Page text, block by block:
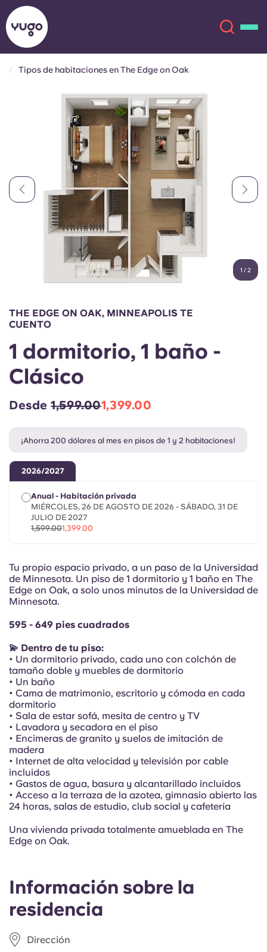
Acerca de
Ubicaciones
Cuenta Idioma
English (GB)
Català
Deutsch
French
Elige un país
Elige una residencia
Iniciar sesión
Reserva ahora
English (GB)
English (US)
Chinese Español
Català Deutsch
Italian French
Portuguese
Tipos de habitaciones en The Edge on Oak
1 /2
Información sobre la
residencia
Dirección
THE EDGE ON OAK, MINNEAPOLIS TE
CUENTO
1 dormitorio, 1 baño -
Clásico
Desde1,599.001,399.00
¡Ahorra 200 dólares al mes en pisos de 1 y 2 habitaciones!
2026/2027
Anual - Habitación privada
MIÉRCOLES, 26 DE AGOSTO DE 2026 - SÁBADO, 31 DE
JULIO DE 2027
1,599.001,399.00
Tu propio espacio privado, a un paso de la Universidad
de Minnesota. Un piso de 1 dormitorio y 1 baño en The
Edge on Oak, a solo unos minutos de la Universidad de
Minnesota.
595 - 649 pies cuadrados
💫 Dentro de tu piso:
• Un dormitorio privado, cada uno con colchón de
tamaño doble y muebles de dormitorio
• Un baño
• Cama de matrimonio, escritorio y cómoda en cada
dormitorio
• Sala de estar sofá, mesita de centro y TV
• Lavadora y secadora en el piso
• Encimeras de granito y suelos de imitación de
madera
• Internet de alta velocidad y televisión por cable
incluidos
• Gastos de agua, basura y alcantarillado incluidos
• Acceso a la terraza de la azotea, gimnasio abierto las
24 horas, salas de estudio, club social y cafetería
Una vivienda privada totalmente amueblada en The
Edge on Oak.